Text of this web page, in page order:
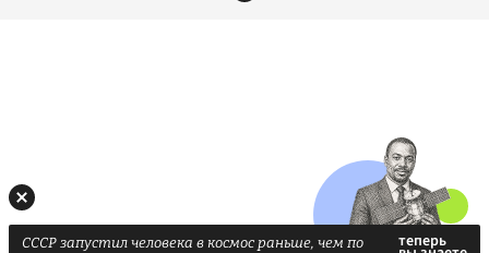
СССР запустил человека в космос раньше, чем по